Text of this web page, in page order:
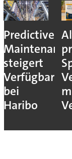
Predictive
Maintenance
steigert
bei
Haribo